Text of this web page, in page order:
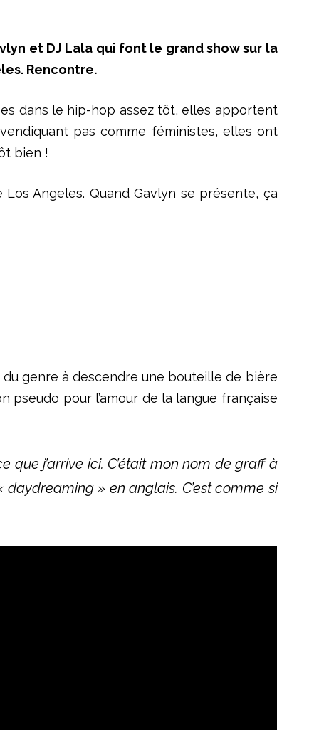
et DJ Lala qui font le grand show sur la
Rencontre.
dans le hip-hop assez tôt, elles apportent
pas comme féministes, elles ont
bien !
Angeles. Quand Gavlyn se présente, ça
du genre à descendre une bouteille de bière
pseudo pour l’amour de la langue française
que j’arrive ici. C’était mon nom de graff à
daydreaming » en anglais. C’est comme si